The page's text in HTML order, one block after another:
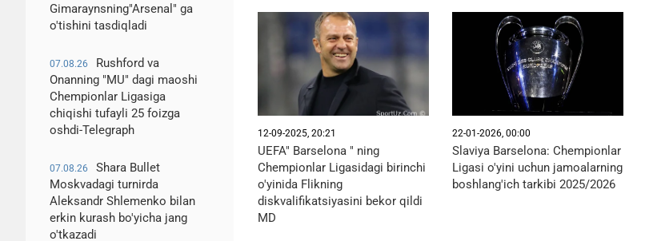
Gimaraynsning"Arsenal" ga
o'tishini tasdiqladi
07.08.26
Rushford va
Onanning "MU" dagi maoshi
Chempionlar Ligasiga
chiqishi tufayli 25 foizga
oshdi-Telegraph
07.08.26
Shara Bullet
Moskvadagi turnirda
Aleksandr Shlemenko bilan
erkin kurash bo'yicha jang
o'tkazadi
12-09-2025, 20:21
UEFA" Barselona " ning
Chempionlar Ligasidagi birinchi
o'yinida Flikning
diskvalifikatsiyasini bekor qildi
MD
22-01-2026, 00:00
Slaviya Barselona: Chempionlar
Ligasi o'yini uchun jamoalarning
boshlang'ich tarkibi 2025/2026